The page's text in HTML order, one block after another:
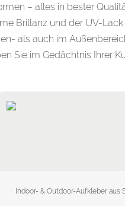
– alles in bester
Brillanz und der UV-
als auch im
Sie im Gedächtnis Ihrer
Indoor- & Outdoor-Aufkleber aus